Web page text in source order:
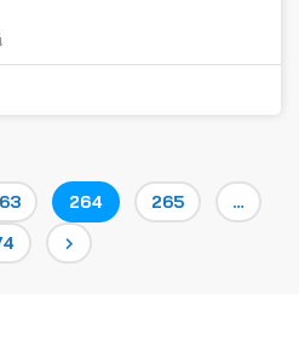
Page
264 Page
265
…